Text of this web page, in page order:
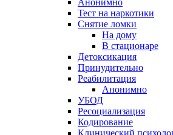
Анонимно
Тест на наркотики
Снятие ломки
На дому
В стационаре
Детоксикация
Принудительно
Реабилитация
Анонимно
УБОД
Ресоциализация
Кодирование
Клинический